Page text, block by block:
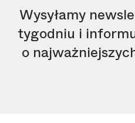
Wysyłamy
tygodniu i
o